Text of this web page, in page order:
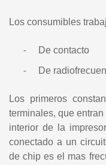
Los consumibles
- De contacto
- De
Los primeros
terminales, que
interior de la
conectado a un
de chip es el mas